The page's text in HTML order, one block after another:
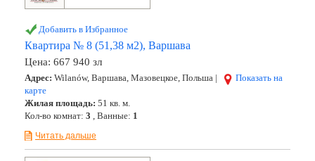
Добавить в Избранное
Квартира № 8 (51,38 м2), Варшава
Цена: 667 940 зл
Адрес: Wilanów, Варшава, Мазовецкое, Польша |
Показать на
карте
Жилая площадь: 51 кв. м.
Кол-во комнат: 3 , Ванные: 1
Читать дальше